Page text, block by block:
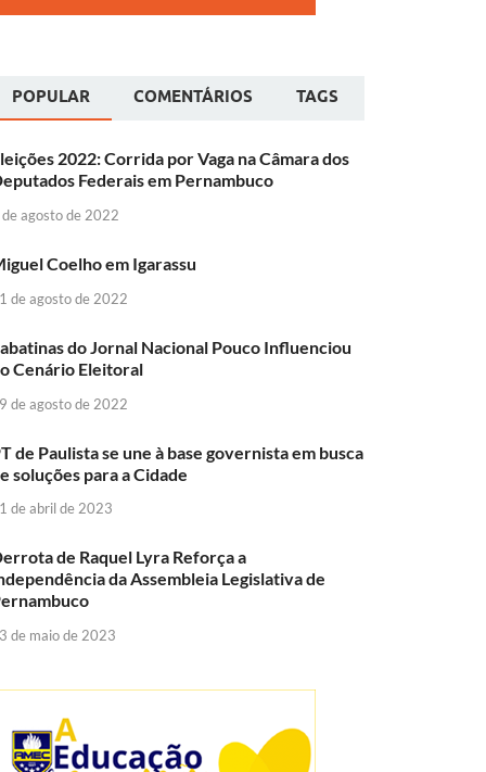
POPULAR COMENTÁRIOS TAGS
2022: Corrida por Vaga na Câmara dos
Federais em Pernambuco
agosto de 2022
Coelho em Igarassu
de agosto de 2022
do Jornal Nacional Pouco Influenciou
Cenário Eleitoral
de agosto de 2022
de Paulista se une à base governista em busca
soluções para a Cidade
de abril de 2023
de Raquel Lyra Reforça a
da Assembleia Legislativa de
de maio de 2023